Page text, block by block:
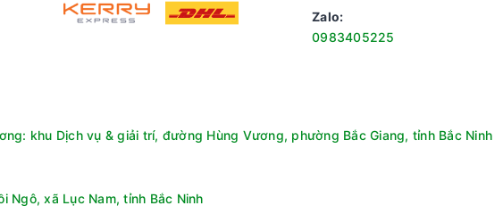
Zalo:
0983405225
khu Dịch vụ & giải trí, đường Hùng Vương, phường Bắc Giang, tỉnh Bắc Ninh
Ngô, xã Lục Nam, tỉnh Bắc Ninh